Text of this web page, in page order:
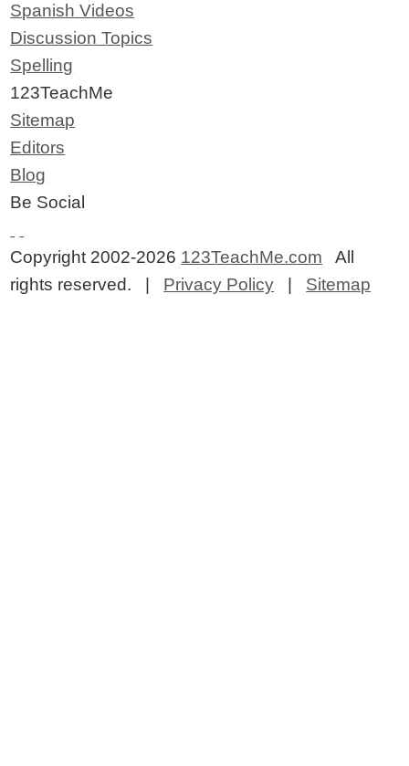
Spanish Videos
Discussion Topics
Spelling
123TeachMe
Sitemap
Editors
Blog
Be Social
Copyright 2002-2026 123TeachMe.com All
rights reserved. | Privacy Policy Sitemap